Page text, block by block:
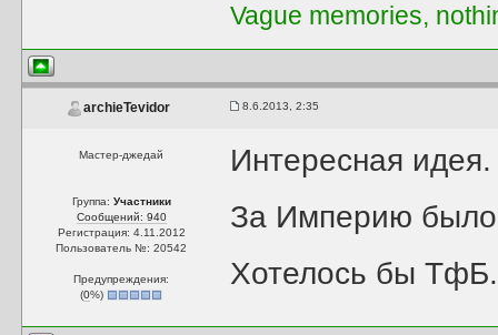
Vague memories,
archieTevidor 8.6.2013, 2:35
Мастер-джедай
Группа: Участники
Сообщений: 940
Регистрация: 4.11.2012
Пользователь №: 20542
Предупреждения:
(0%)
Интересная идея.
За Империю было
Хотелось бы ТфБ.